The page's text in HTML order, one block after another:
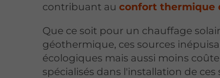
contribuant auconfort thermique
Que ce soit pour un chauffage
géothermique, ces sources
écologiques mais aussi moins
spécialisés dans l'installation de ces